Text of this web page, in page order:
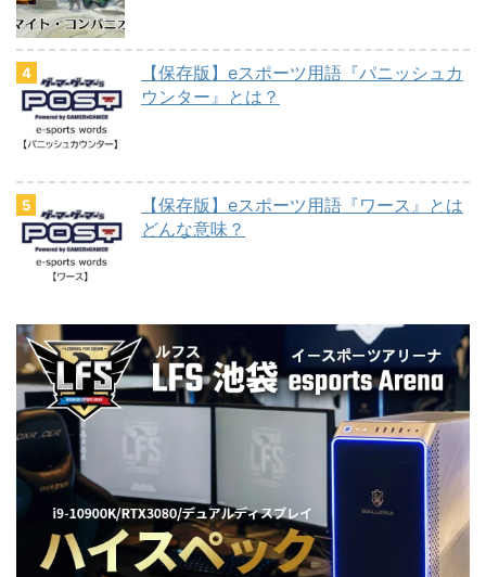
【保存版】eスポーツ用語『パニッシュカ
ウンター』とは？
【保存版】eスポーツ用語『ワース』とは
どんな意味？